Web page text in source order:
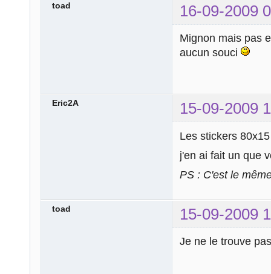
toad 16-09-2009
Mignon mais pas
aucun souci
Eric2A 15-09-2009
Les stickers
j'en ai fait un que
PS : C'est le
toad 15-09-2009
Je ne le trouve